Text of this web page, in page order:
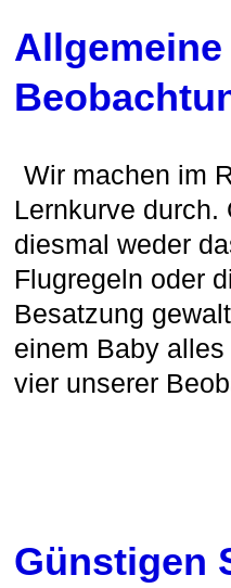
Wir machen im
Lernkurve durch.
diesmal weder
Flugregeln oder
Besatzung
einem Baby
vier unserer
Günstigen